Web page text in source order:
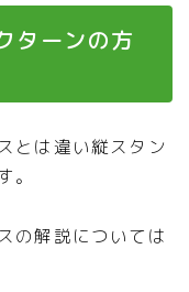
ターンの方
とは違い縦スタン
。
の解説については